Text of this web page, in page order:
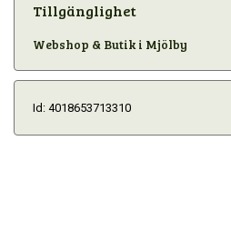
Tillgänglighet
Webshop & Butik i Mjölby
Id: 4018653713310